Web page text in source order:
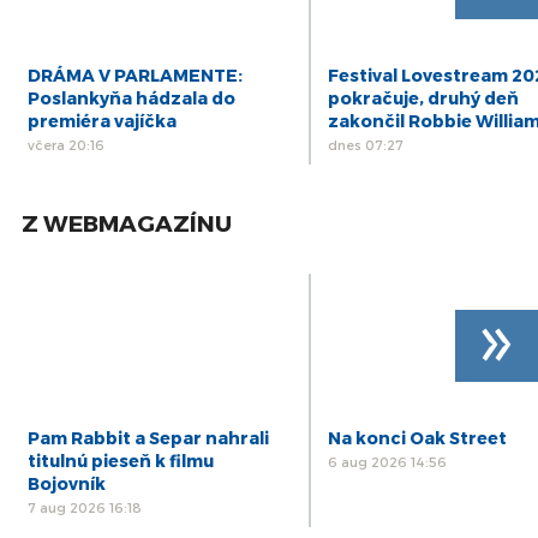
DRÁMA V PARLAMENTE:
Poslankyňa hádzala do
premiéra vajíčka
včera 20:16
Festival Lovestream
pokračuje, druhý deň
zakončil Robbie
dnes 07:27
Z WEBMAGAZÍNU
Pam Rabbit a Separ nahrali
titulnú pieseň k filmu
Bojovník
7 aug 2026 16:18
Na konci Oak Street
6 aug 2026 14:56
»